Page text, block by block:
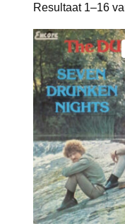
Resultaat 1–16